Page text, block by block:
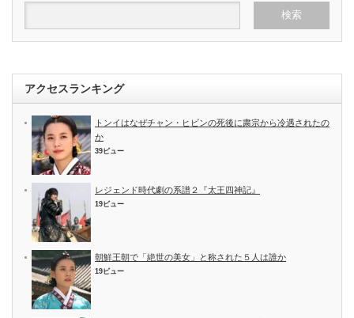
アクセスランキング
トンイはなぜチャン・ヒビンの死後に粛宗から冷遇されたの
か
39ビュー
レジェンド時代劇の系譜２『太王四神記』
19ビュー
朝鮮王朝で「絶世の美女」と称された５人は誰か
19ビュー